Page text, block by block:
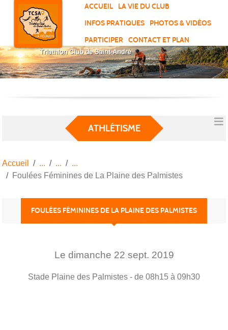
ACCUEIL
LA VIE DU CLUB
INFOS PRATIQUES
PHOTOS & VIDÉOS
PARTICIPER
CONTACT ET PLAN
ATHLÉTISME
Accueil
Foulées Féminines de La Plaine des Palmistes
FOULÉES FÉMININES DE LA PLAINE DES PALMISTES
Le dimanche 22 sept. 2019
Stade Plaine des Palmistes - de 08h15 à 09h30
Panneau de gestion des cookies